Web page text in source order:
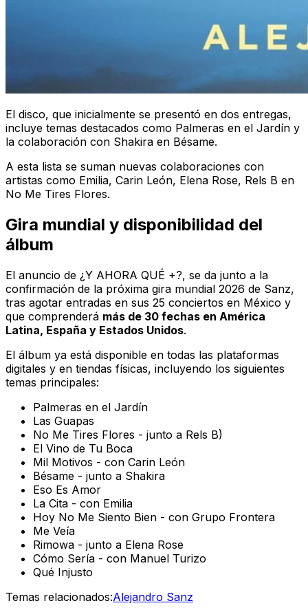
El disco, que inicialmente se presentó en dos entregas,
incluye temas destacados como Palmeras en el Jardín y
la colaboración con Shakira en Bésame.
A esta lista se suman nuevas colaboraciones con
artistas como Emilia, Carin León, Elena Rose, Rels B en
No Me Tires Flores.
Gira mundial y disponibilidad del
álbum
El anuncio de ¿Y AHORA QUÉ +?, se da junto a la
confirmación de la próxima gira mundial 2026 de Sanz,
tras agotar entradas en sus 25 conciertos en México y
que comprenderá más de 30 fechas en América
Latina, España y Estados Unidos.
El álbum ya está disponible en todas las plataformas
digitales y en tiendas físicas, incluyendo los siguientes
temas principales:
Palmeras en el Jardín
Las Guapas
No Me Tires Flores - junto a Rels B)
El Vino de Tu Boca
Mil Motivos - con Carin León
Bésame - junto a Shakira
Eso Es Amor
La Cita - con Emilia
Hoy No Me Siento Bien - con Grupo Frontera
Me Veía
Rimowa - junto a Elena Rose
Cómo Sería - con Manuel Turizo
Qué Injusto
Temas relacionados:Alejandro Sanz